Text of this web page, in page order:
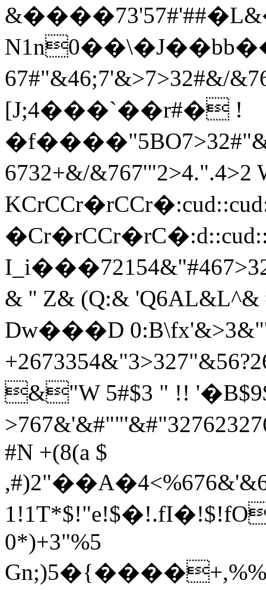
[J;4���`��r#� !
6732+&/
& '' Z& (Q:&
Dw���D
&"W 5#$3 " !!
#N +(8(a $
0*)+3"%5